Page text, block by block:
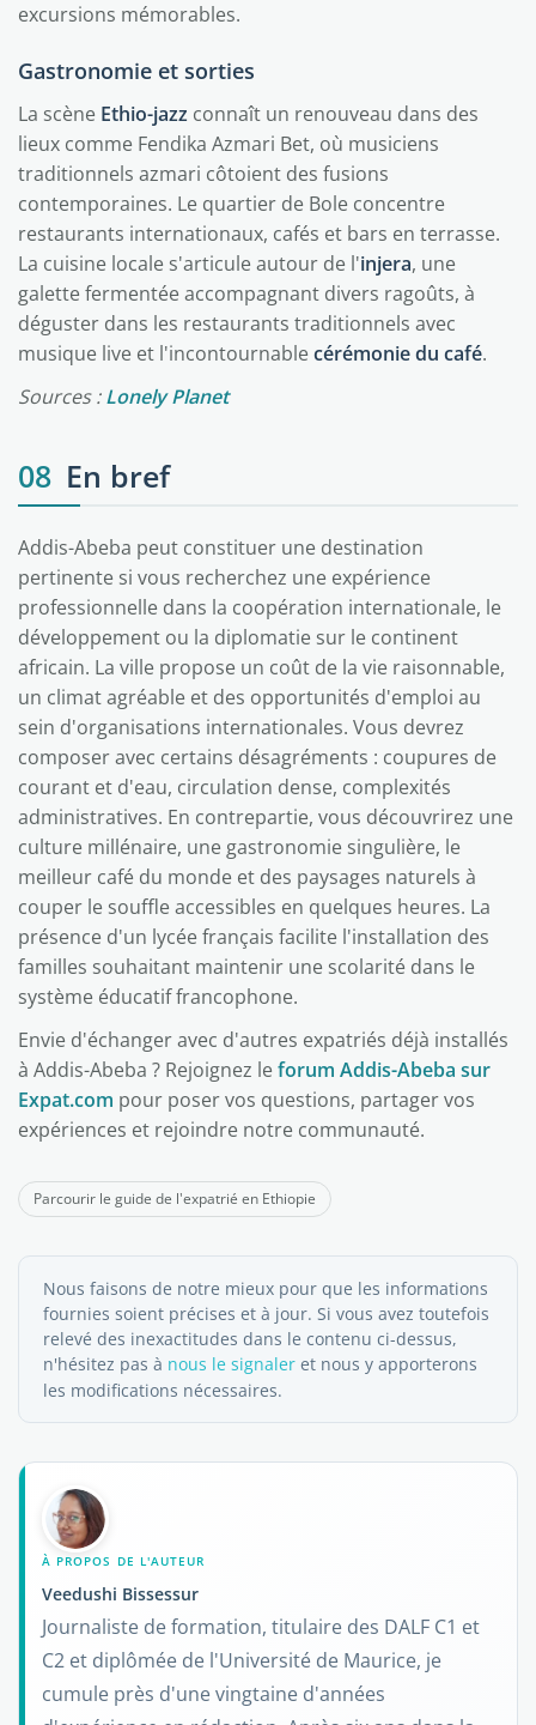
excursions mémorables.
Gastronomie et sorties
La scène Ethio-jazz connaît un renouveau dans des
lieux comme Fendika Azmari Bet, où musiciens
traditionnels azmari côtoient des fusions
contemporaines. Le quartier de Bole concentre
restaurants internationaux, cafés et bars en terrasse.
La cuisine locale s'articule autour de l'injera, une
galette fermentée accompagnant divers ragoûts, à
déguster dans les restaurants traditionnels avec
musique live et l'incontournablecérémonie du café.
Sources :Lonely Planet
08 En bref
Addis-Abeba peut constituer une destination
pertinente si vous recherchez une expérience
professionnelle dans la coopération internationale, le
développement ou la diplomatie sur le continent
africain. La ville propose un coût de la vie raisonnable,
un climat agréable et des opportunités d'emploi au
sein d'organisations internationales. Vous devrez
composer avec certains désagréments : coupures de
courant et d'eau, circulation dense, complexités
administratives. En contrepartie, vous découvrirez une
culture millénaire, une gastronomie singulière, le
meilleur café du monde et des paysages naturels à
couper le souffle accessibles en quelques heures. La
présence d'un lycée français facilite l'installation des
familles souhaitant maintenir une scolarité dans le
système éducatif francophone.
Envie d'échanger avec d'autres expatriés déjà installés
à Addis-Abeba ? Rejoignez leforum Addis-Abeba sur
Expat.com pour poser vos questions, partager vos
expériences et rejoindre notre communauté.
Parcourir le guide de l'expatrié en Ethiopie
Nous faisons de notre mieux pour que les informations
fournies soient précises et à jour. Si vous avez toutefois
relevé des inexactitudes dans le contenu ci-dessus,
n'hésitez pas à nous le signaler et nous y apporterons
les modifications nécessaires.
À PROPOS DE L'AUTEUR
Veedushi Bissessur
Journaliste de formation, titulaire des DALF C1 et
C2 et diplômée de l'Université de Maurice, je
cumule près d'une vingtaine d'années